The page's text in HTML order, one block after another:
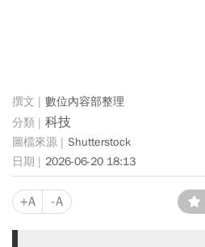
數位內容部整理
科技
Shutterstock
2026-06-20 18:13
+A -A